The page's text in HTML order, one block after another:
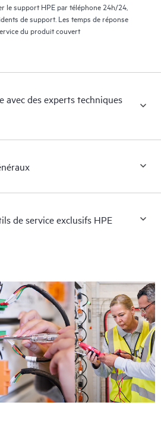
le support HPE par téléphone 24h/24,
de support. Les temps de réponse
du produit couvert
avec des experts techniques
de service exclusifs HPE